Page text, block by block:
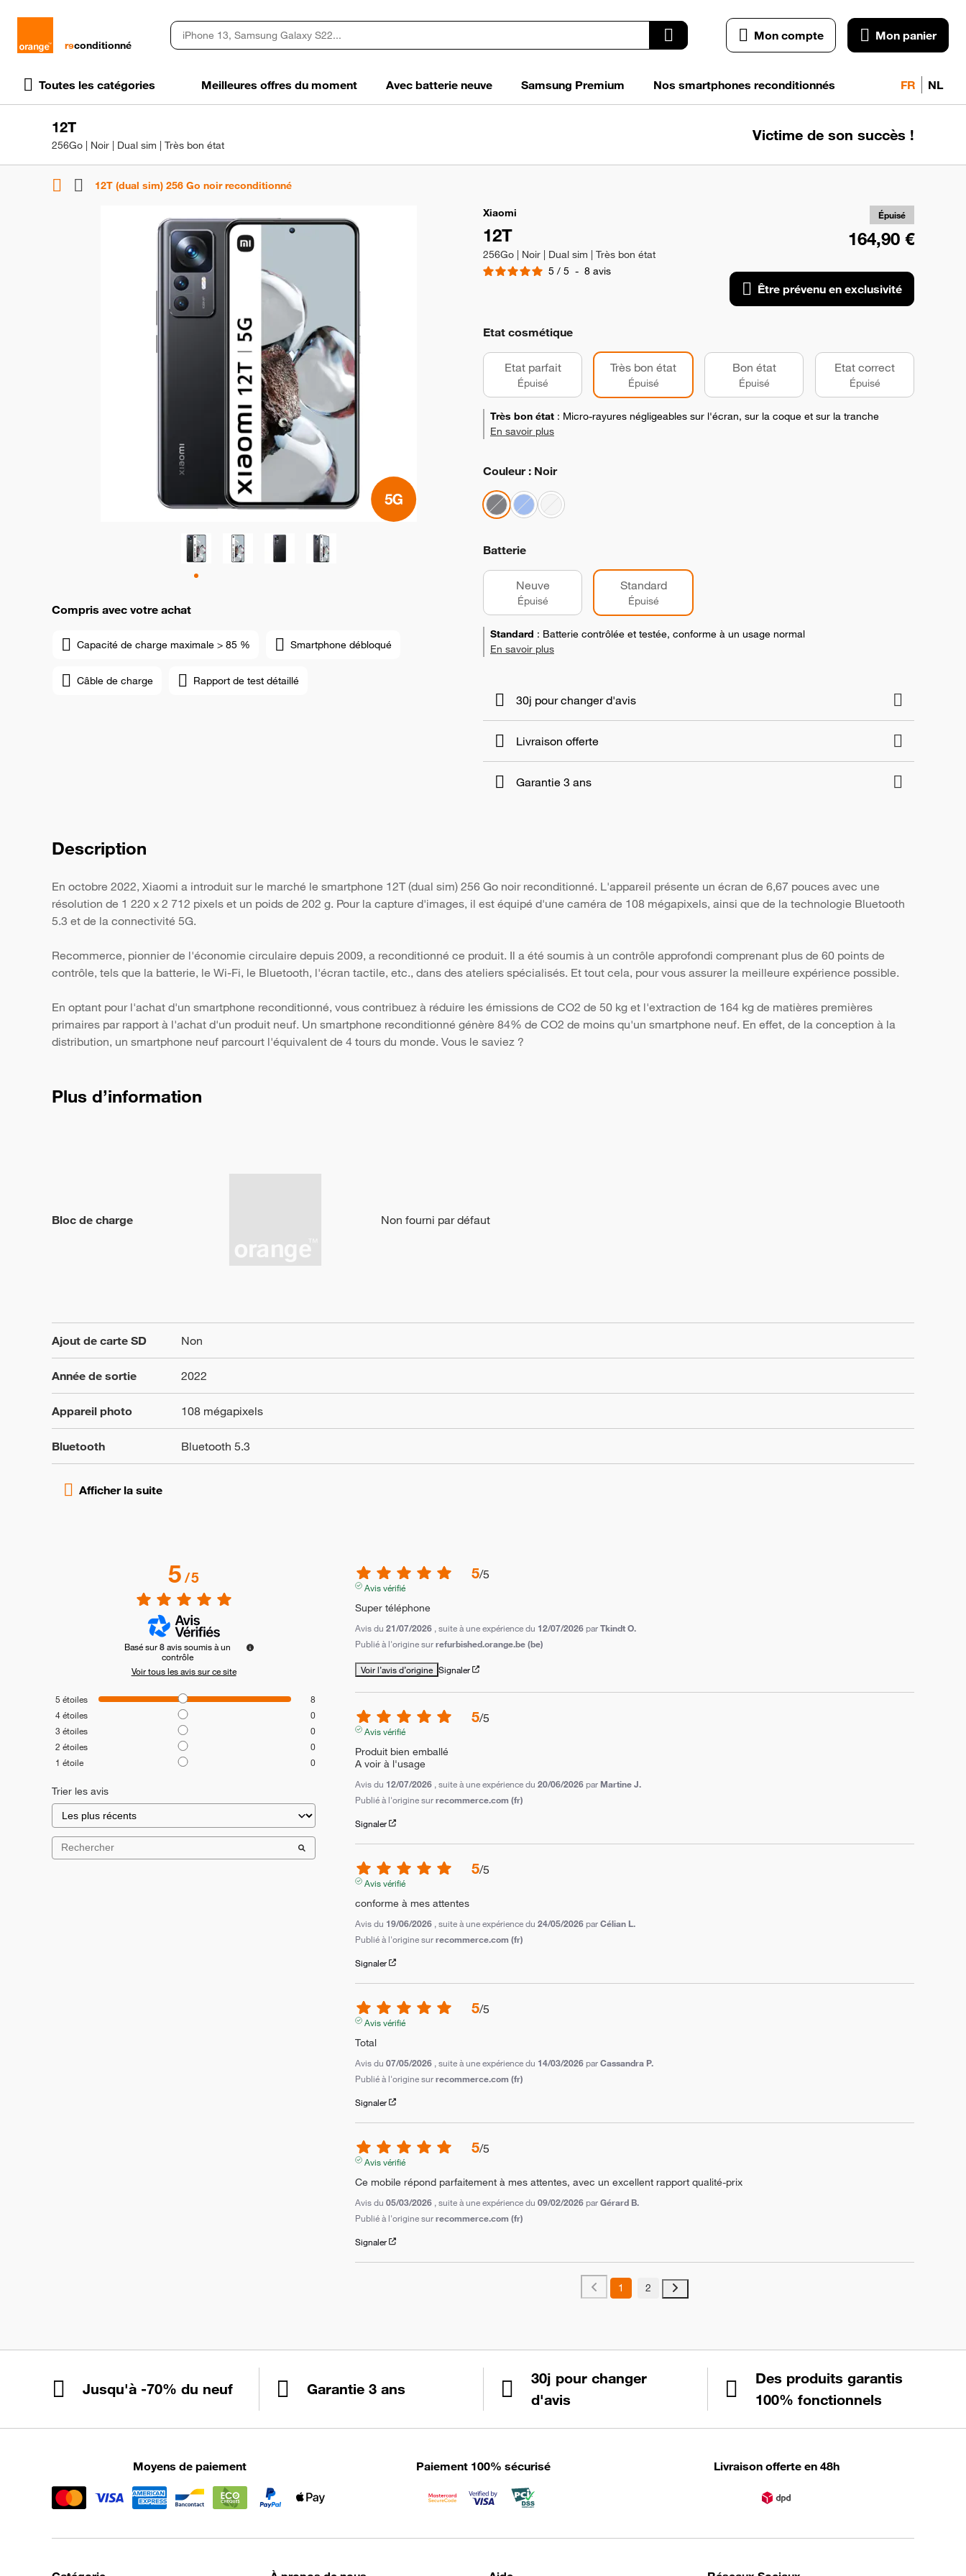
rɘconditionné
Mon compte Mon panier
Toutes les catégories Meilleures offres du moment Avec batterie neuve Samsung Premium Nos smartphones reconditionnés FR NL
12T
256Go | Noir | Dual sim | Très bon état
Victime de son succès !
12T (dual sim) 256 Go noir reconditionné
Xiaomi
12T
256Go | Noir | Dual sim | Très bon état
5 / 5 - 8 avis
Épuisé
Compris avec votre achat
Capacité de charge maximale > 85 % Smartphone débloqué
Câble de charge Rapport de test détaillé
164,90 €
Être prévenu en exclusivité
Etat cosmétique
Etat parfait
Épuisé
Très bon état
Épuisé
Bon état
Épuisé
Etat correct
Épuisé
Très bon état : Micro-rayures négligeables sur l'écran, sur la coque et sur la tranche
En savoir plus
Couleur : Noir
Batterie
Neuve
Épuisé
Standard
Épuisé
Standard : Batterie contrôlée et testée, conforme à un usage normal
En savoir plus
30j pour changer d'avis
Livraison offerte
Garantie 3 ans
Description
En octobre 2022, Xiaomi a introduit sur le marché le smartphone 12T (dual sim) 256 Go noir reconditionné. L'appareil présente un écran de 6,67 pouces avec une
résolution de 1 220 x 2 712 pixels et un poids de 202 g. Pour la capture d'images, il est équipé d'une caméra de 108 mégapixels, ainsi que de la technologie Bluetooth
5.3 et de la connectivité 5G.
Recommerce, pionnier de l'économie circulaire depuis 2009, a reconditionné ce produit. Il a été soumis à un contrôle approfondi comprenant plus de 60 points de
contrôle, tels que la batterie, le Wi-Fi, le Bluetooth, l'écran tactile, etc., dans des ateliers spécialisés. Et tout cela, pour vous assurer la meilleure expérience possible.
En optant pour l'achat d'un smartphone reconditionné, vous contribuez à réduire les émissions de CO2 de 50 kg et l'extraction de 164 kg de matières premières
primaires par rapport à l'achat d'un produit neuf. Un smartphone reconditionné génère 84% de CO2 de moins qu'un smartphone neuf. En effet, de la conception à la
distribution, un smartphone neuf parcourt l'équivalent de 4 tours du monde. Vous le saviez ?
Plus d’information
Bloc de charge Non fourni par défaut
Ajout de carte SD Non
Année de sortie 2022
Appareil photo 108 mégapixels
Bluetooth Bluetooth 5.3
5/5
Basé sur8 avis soumis à un
contrôle
Voir tous les avis sur ce site
5 étoiles
8
4étoiles
0
3 étoiles
0
2 étoiles
0
1 étoile 0
Trier les avis
5/5
Avis vérifié
Super téléphone
Avis du21/07/2026 , suite à une expérience du 12/07/2026 parTkindt O.
Publié à l'origine surrefurbished.orange.be (be)
Voir l’avis d’origine Signaler
5/5
Avis vérifié
Produit bien emballé
A voir à l'usage
Avis du 12/07/2026 , suite à une expérience du20/06/2026 par Martine J.
Publié à l'origine surrecommerce.com (fr)
Signaler
5/5
Avis vérifié
conforme à mes attentes
Avis du 19/06/2026 , suite à une expérience du24/05/2026 parCélian L.
Publié à l'origine surrecommerce.com (fr)
Signaler
5/5
Avis vérifié
Total
Avis du07/05/2026 , suite à une expérience du 14/03/2026 parCassandra P.
Publié à l'origine surrecommerce.com (fr)
Signaler
5/5
Avis vérifié
Ce mobile répond parfaitement à mes attentes, avec un excellent rapport qualité-prix
Avis du05/03/2026 , suite à une expérience du09/02/2026 parGérard B.
Publié à l'origine surrecommerce.com (fr)
Signaler
1 2
Jusqu'à -70% du neuf Garantie 3 ans
30j pour changer
d'avis
Des produits garantis
100% fonctionnels
Moyens de paiement Paiement 100% sécurisé Livraison offerte en 48h